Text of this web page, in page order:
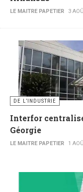
LE MAITRE PAPETIER 3
DE L’INDUSTRIE
Interfor
Géorgie
LE MAITRE PAPETIER 1